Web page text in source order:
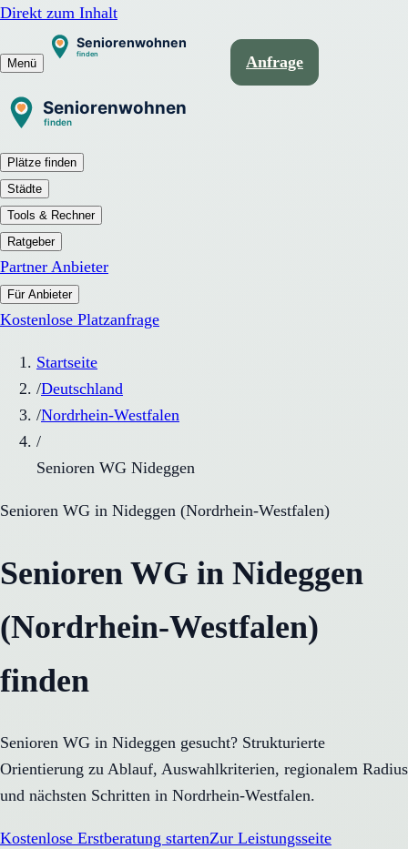
Direkt zum Inhalt
Menü Anfrage
Plätze finden
Städte
Tools & Rechner
Ratgeber
Partner Anbieter
Für Anbieter
Kostenlose Platzanfrage
Startseite
/Deutschland
/Nordrhein-Westfalen
/
Senioren WG Nideggen
Senioren WG in Nideggen (Nordrhein-Westfalen)
Senioren WG in Nideggen
(Nordrhein-Westfalen)
finden
Senioren WG in Nideggen gesucht? Strukturierte
Orientierung zu Ablauf, Auswahlkriterien, regionalem Radius
und nächsten Schritten in Nordrhein-Westfalen.
Kostenlose Erstberatung startenZur Leistungsseite